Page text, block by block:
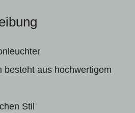
besteht aus hochwertigem
Stil